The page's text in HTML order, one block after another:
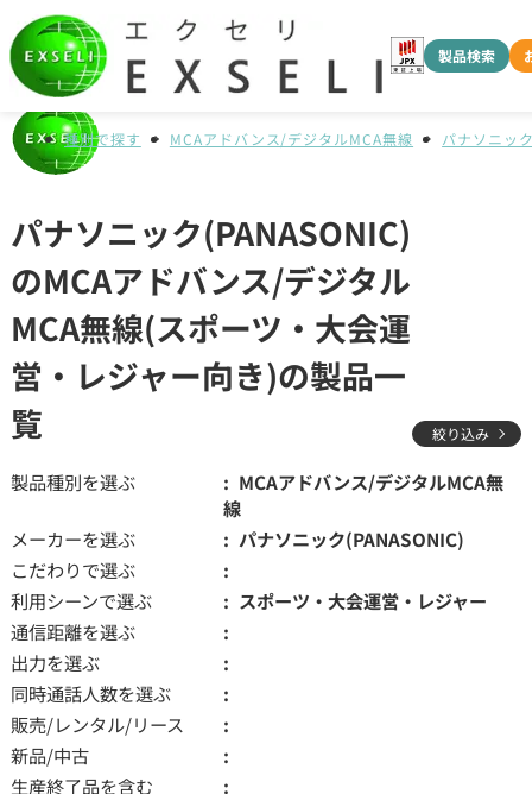
製品検索
種別で探す MCAアドバンス/デジタルMCA無線 パナソニッ
パナソニック(PANASONIC)
のMCAアドバンス/デジタル
MCA無線(スポーツ・大会運
営・レジャー向き)の製品一
覧
絞り込み
製品種別を選ぶ
MCAアドバンス/デジタルMCA無
線
メーカーを選ぶ
パナソニック(PANASONIC)
こだわりで選ぶ
利用シーンで選ぶ
スポーツ・大会運営・レジャー
通信距離を選ぶ
出力を選ぶ
同時通話人数を選ぶ
販売/レンタル/リース
新品/中古
生産終了品を含む